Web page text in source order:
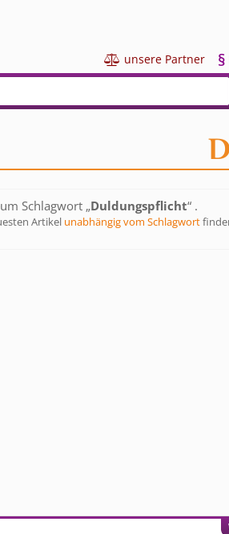
 unsere Partner §
Schlagwort „Duldungspflicht“ .
Artikel unabhängig vom Schlagwort